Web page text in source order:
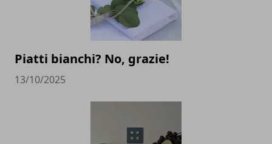
Piatti bianchi? No, grazie!
13/10/2025